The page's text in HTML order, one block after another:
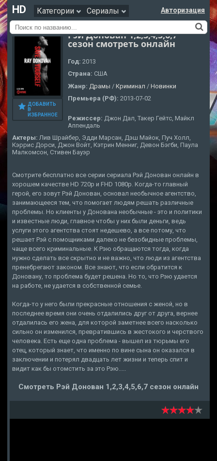
HD Категории Сериалы Авторизация
ДОБАВИТЬ
В
ИЗБРАННОЕ
Рэй Донован 1,2,3,4,5,6,7
сезон смотреть онлайн
Год: 2013
Страна: США
Жанр: Драмы / Криминал / Новинки
Премьера (РФ): 2013-07-02
Режиссер: Джон Дал, Такер Гейтс, Майкл
Аппендаль
Актеры: Лив Шрайбер, Эдди Марсан, Дэш Майок, Пуч Холл,
Кэррис Дорси, Джон Войт, Кэтрин Менниг, Девон Бэгби, Паула
Малкомсон, Стивен Бауэр
Смотрите бесплатно все серии сериала Рэй Донован онлайн в
хорошем качестве HD 720p и FHD 1080p. Когда-то главный
герой, его зовут Рэй Донован, основал необычное агентство,
занимающееся тем, что помогает людям решать различные
проблемы. Но клиенты у Донована необычные - это и политики
и известные люди, главное чтобы у них были деньги, ведь
услуги этого агентства стоят недешево, а все потому, что
решает Рэй с помощниками далеко не безобидные проблемы,
чаще всего криминальные. К Рэю обращаются тогда, когда
нужно сделать все скрытно и не важно, что люди из агентства
пренебрегают законом. Все знают, что если обратится к
Доновану, то проблема будет решена. Но то, что Рэю удается
на работе, не удается в собственной семье.
Когда-то у него были прекрасные отношения с женой, но в
последнее время они очень отдалились друг от друга, вернее
отдалилась его жена, для которой заметнее всего насколько
сильно он изменился, превратившись в жестокого и черствого
человека. Есть еще одна проблема - вышел из тюрьмы его
отец, который знает, что именно по вине сына он оказался в
заключении и потерял двадцать лет жизни и теперь спит и
видит как бы отомстить за это Рэю.....
Смотреть Рэй Донован 1,2,3,4,5,6,7 сезон онлайн